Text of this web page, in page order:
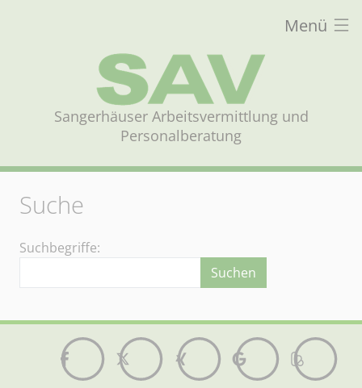
Menü
Sangerhäuser Arbeitsvermittlung und
Personalberatung
Suche
Suchformular
Suchbegriffe:
Suchen